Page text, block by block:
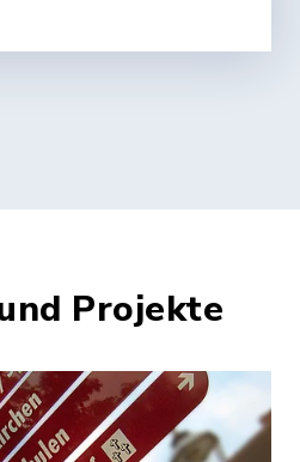
Projekte